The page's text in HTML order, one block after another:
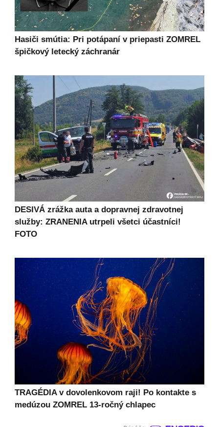
Hasiči smútia: Pri potápaní v priepasti ZOMREL
špičkový letecký záchranár
DESIVÁ zrážka auta a dopravnej zdravotnej
služby: ZRANENIA utrpeli všetci účastníci!
FOTO
TRAGÉDIA v dovolenkovom raji! Po kontakte s
medúzou ZOMREL 13-ročný chlapec